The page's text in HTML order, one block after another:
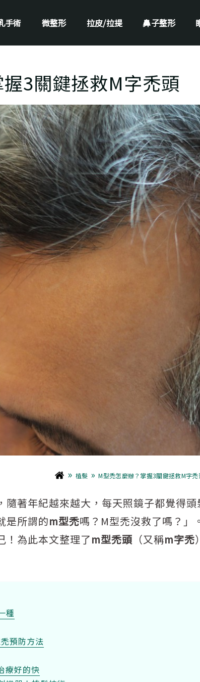
手術 微整形 拉皮/拉提 鼻子整形
3關鍵拯救M字禿頭
» 植髮 » M型禿怎麼辦？掌握3關鍵拯救M字禿
隨著年紀越來越大，每天照鏡子都覺得
是所謂的m型禿嗎？M型禿沒救了嗎？」
！為此本文整理了m型禿頭 （又稱m字禿
種
預防方法
療好的快